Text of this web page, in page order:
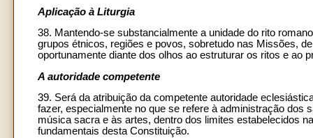
Aplicação à Liturgia
38. Mantendo-se substancialmente a unidade do rito
grupos étnicos, regiões e povos, sobretudo nas Missões,
oportunamente diante dos olhos ao estruturar os ritos e ao
A autoridade competente
39. Será da atribuição da competente autoridade
fazer, especialmente no que se refere à administração
música sacra e às artes, dentro dos limites estabelecidos
fundamentais desta Constituição.